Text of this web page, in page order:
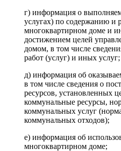
г) информация о
услугах) по содержанию и
многоквартирном доме и
достижением целей
домом, в том числе
работ (услуг) и иных услуг;
д) информация об
в том числе сведения о
ресурсов, установленных
коммунальные ресурсы,
коммунальных услуг
коммунальных отходов);
е) информация об
многоквартирном доме;